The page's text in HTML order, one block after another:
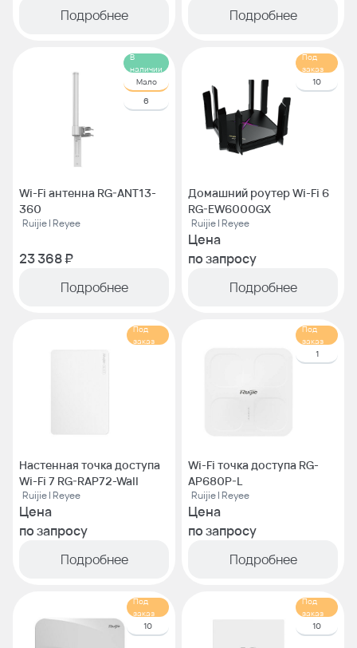
Подробнее
Подробнее
В
наличии
Мало
6
Wi-Fi антенна RG-ANT13-
360
Ruijie | Reyee
23 368 ₽
Подробнее
Под
заказ
10
Домашний роутер Wi-Fi 6
RG-EW6000GX
Ruijie | Reyee
Цена
по запросу
Подробнее
Под
заказ
Настенная точка доступа
Wi-Fi 7 RG-RAP72-Wall
Ruijie | Reyee
Цена
по запросу
Подробнее
Под
заказ
1
Wi-Fi точка доступа RG-
AP680P-L
Ruijie | Reyee
Цена
по запросу
Подробнее
Под
заказ
10
Под
заказ
10